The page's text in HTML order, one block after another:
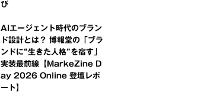
び
AIエージェント時代のブラン
ド設計とは？ 博報堂の「ブラ
ンドに“生きた人格”を宿す」
実装最前線【MarkeZine D
ay 2026 Online 登壇レポ
ート】